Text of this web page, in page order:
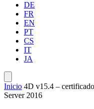
DE
FR
EN
PT
CS
IT
JA
Inicio 4D v15.4 –
Server 2016